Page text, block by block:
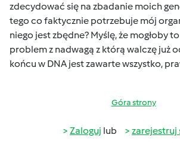
zdecydować się na zbadanie moich
tego co faktycznie potrzebuje mój
niego jest zbędne? Myślę, że mogłoby
problem z nadwagą z którą walczę już
końcu w DNA jest zawarte wszystko,
Góra strony
Zaloguj lub zarejestruj